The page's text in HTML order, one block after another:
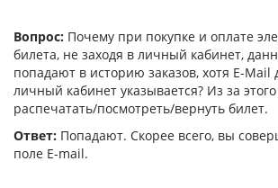
Вопрос: Почему при покупке и оплате
билета, не заходя в личный кабинет,
попадают в историю заказов, хотя E-Mail
личный кабинет указывается? Из за
распечатать/посмотреть/вернуть билет.
Ответ: Попадают. Скорее всего, вы
поле E-mail.